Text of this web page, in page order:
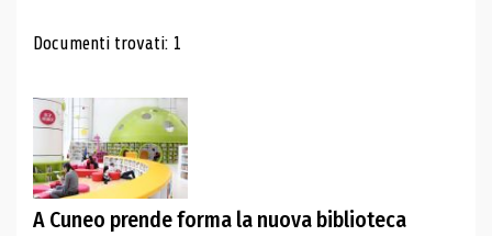
Risultati di ricerca
Documenti trovati: 1
A Cuneo prende forma la nuova biblioteca